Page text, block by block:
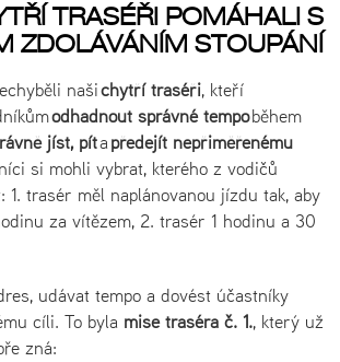
TRASÉŘI POMÁHALI S
ZDOLÁVÁNÍM STOUPÁNÍ
našichytří traséři, kteří
odhadnout správné tempoběhem
jíst, pítapředejít nepřiměřenému
si mohli vybrat, kterého z vodičů
1. trasér měl naplánovanou jízdu tak, aby
za vítězem, 2. trasér 1 hodinu a 30
udávat tempo a dovést účastníky
cíli. To byla mise traséra č. 1., který už
zná: